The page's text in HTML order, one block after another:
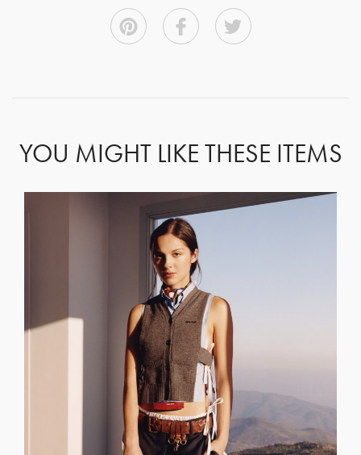
YOU MIGHT LIKE THESE ITEMS
ORGET REGISTERED
FORGOT PASSWORD?